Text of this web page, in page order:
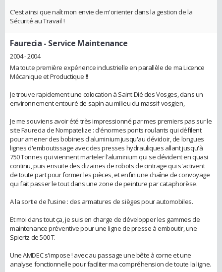
C'est ainsi que naît mon envie de m'orienter dans la gestion de la
Sécurité au Travail !
Faurecia - Service Maintenance
2004 - 2004
Ma toute première expérience industrielle en parallèle de ma Licence
Mécanique et Productique !!
Je trouve rapidement une colocation à Saint Dié des Vosges, dans un
environnement entouré de sapin au milieu du massif vosgien,
Je me souviens avoir été très impressionné par mes premiers pas sur le
site Faurecia de Nompatelize : d'énormes ponts roulants qui défilent
pour amener des bobines d'aluminium jusqu'au dévidoir, de longues
lignes d'emboutissage avec des presses hydrauliques allant jusqu'à
750 Tonnes qui viennent marteler l'aluminium qui se dévident en quasi
continu, puis ensuite des dizaines de robots de cintrage qui s'activent
de toute part pour former les pièces, et enfin une chaîne de convoyage
qui fait passer le tout dans une zone de peinture par cataphorèse.
A la sortie de l'usine : des armatures de sièges pour automobiles.
Et moi dans tout ça, je suis en charge de développer les gammes de
maintenance préventive pour une ligne de presse à emboutir, une
Spiertz de 500 T.
Une AMDEC s'impose ! avec au passage une bête à corne et une
analyse fonctionnelle pour faciliter ma compréhension de toute la ligne.